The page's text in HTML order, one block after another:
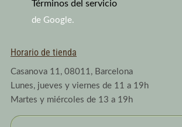
Términos del servicio
de Google.
Horario de tienda
Casanova 11, 08011, Barcelona
Lunes, jueves y viernes de 11 a 19h
Martes y miércoles de 13 a 19h